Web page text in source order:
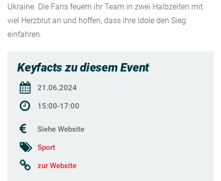
Ukraine. Die Fans feuern ihr Team in zwei Halbzeiten mit
viel Herzblut an und hoffen, dass ihre Idole den Sieg
einfahren.
Keyfacts zu diesem Event
21.06.2024
15:00-17:00
Siehe Website
Sport
zur Website